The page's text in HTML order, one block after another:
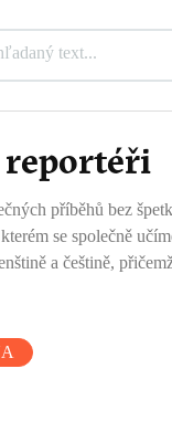
příběhů bez
se společně
a češtině,